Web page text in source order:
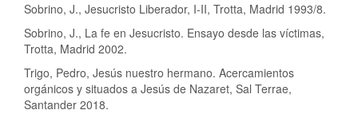
Sobrino, J., Jesucristo Liberador, I-II, Trotta, Madrid 1993/8.
Sobrino, J., La fe en Jesucristo. Ensayo desde las víctimas,
Trotta, Madrid 2002.
Trigo, Pedro, Jesús nuestro hermano. Acercamientos
orgánicos y situados a Jesús de Nazaret, Sal Terrae,
Santander 2018.